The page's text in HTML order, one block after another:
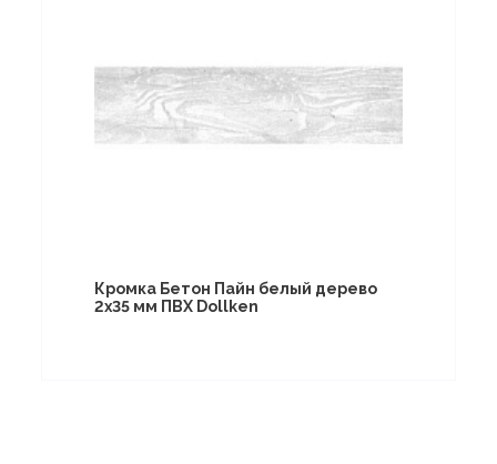
Кромка Бетон Пайн белый дерево
2х35 мм ПВХ Dollken